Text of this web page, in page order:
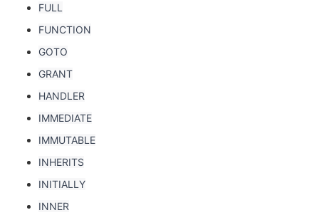
FULL
FUNCTION
GOTO
GRANT
HANDLER
IMMEDIATE
IMMUTABLE
INHERITS
INITIALLY
INNER